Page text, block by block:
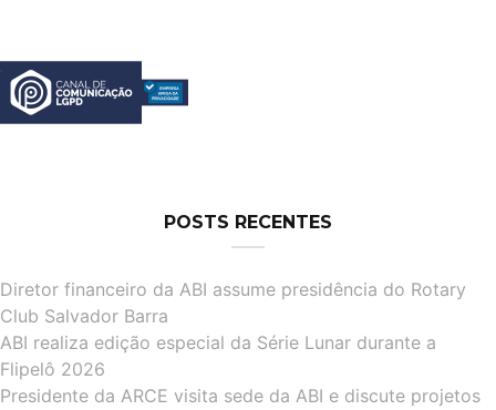
POSTS RECENTES
Diretor financeiro da ABI assume presidência do Rotary
Club Salvador Barra
ABI realiza edição especial da Série Lunar durante a
Flipelô 2026
Presidente da ARCE visita sede da ABI e discute projetos